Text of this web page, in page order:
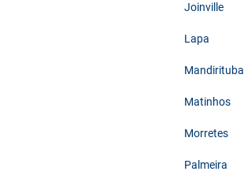
Joinville
Lapa
Mandirituba
Matinhos
Morretes
Palmeira